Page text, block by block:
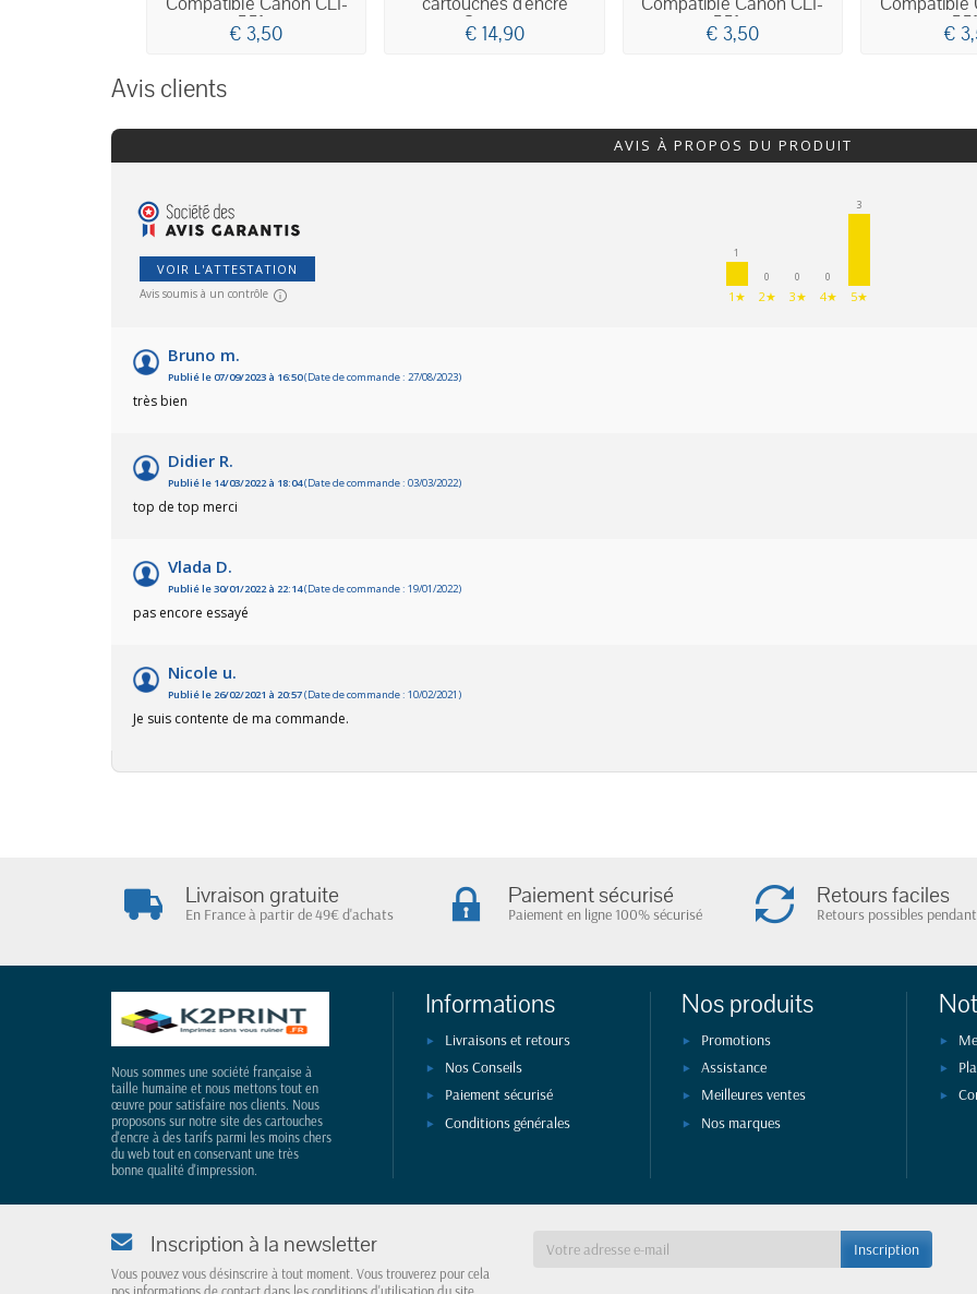
551...
€ 3,50 Canon...
€ 14,90 551...
€ 3,50 €
Avis clients
AVIS À PROPOS DU PRODUIT
VOIR L'ATTESTATION
Avis soumis à un contrôle
1
1★
0
2★
0
3★
0
4★
3
5★
Bruno m.
Publié le 07/09/2023 à 16:50(Date de commande : 27/08/2023)
très bien
Didier R.
Publié le 14/03/2022 à 18:04(Date de commande : 03/03/2022)
top de top merci
Vlada D.
Publié le 30/01/2022 à 22:14(Date de commande : 19/01/2022)
pas encore essayé
Nicole u.
Publié le 26/02/2021 à 20:57(Date de commande : 10/02/2021)
Je suis contente de ma commande.
Livraison gratuite
En France à partir de 49€ d'achats
Paiement sécurisé
Paiement en ligne 100% sécurisé
Retours faciles
Retours possibles
Nous sommes une société française à
taille humaine et nous mettons tout en
œuvre pour satisfaire nos clients. Nous
proposons sur notre site des cartouches
d'encre à des tarifs parmi les moins chers
du web tout en conservant une très
bonne qualité d'impression.
Informations
Livraisons et retours
Nos Conseils
Paiement sécurisé
Conditions générales
Nos produits
Promotions
Assistance
Meilleures ventes
Nos marques
Inscription à la newsletter
Vous pouvez vous désinscrire à tout moment. Vous trouverez pour cela